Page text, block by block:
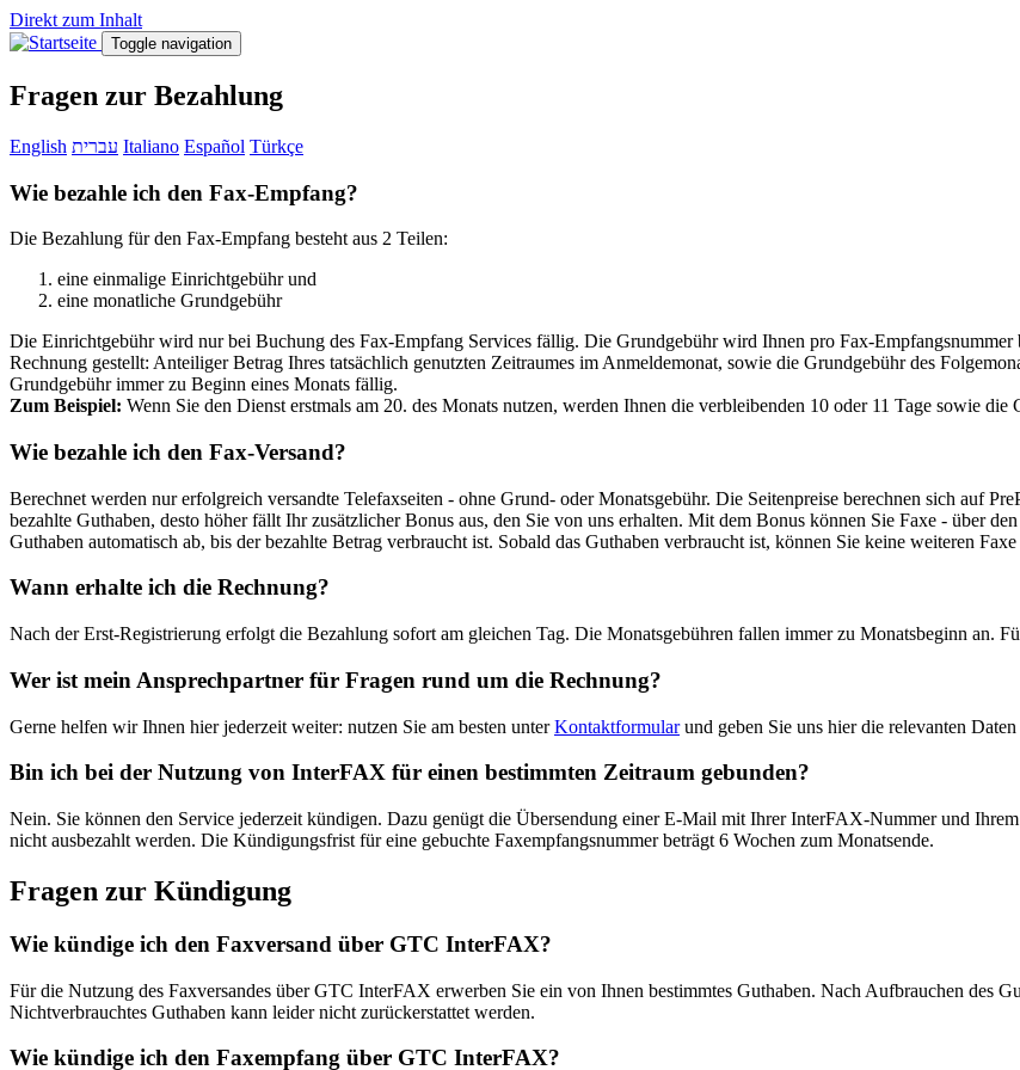
Direkt zum Inhalt
Toggle navigation
Fragen zur Bezahlung
English עברית Italiano Español Türkçe
Wie bezahle ich den Fax-Empfang?
Die Bezahlung für den Fax-Empfang besteht aus 2 Teilen:
eine einmalige Einrichtgebühr und
eine monatliche Grundgebühr
Die Einrichtgebühr wird nur bei Buchung des Fax-Empfang Services fällig. Die Grundgebühr wird Ihnen pro Fax-
Rechnung gestellt: Anteiliger Betrag Ihres tatsächlich genutzten Zeitraumes im Anmeldemonat, sowie die Grundgebühr des
Grundgebühr immer zu Beginn eines Monats fällig.
Zum Beispiel: Wenn Sie den Dienst erstmals am 20. des Monats nutzen, werden Ihnen die verbleibenden 10 oder 11 Tage sowie
Wie bezahle ich den Fax-Versand?
Berechnet werden nur erfolgreich versandte Telefaxseiten - ohne Grund- oder Monatsgebühr. Die Seitenpreise berechnen sich auf
bezahlte Guthaben, desto höher fällt Ihr zusätzlicher Bonus aus, den Sie von uns erhalten. Mit dem Bonus können Sie Faxe - über
Guthaben automatisch ab, bis der bezahlte Betrag verbraucht ist. Sobald das Guthaben verbraucht ist, können Sie keine weiteren
Wann erhalte ich die Rechnung?
Nach der Erst-Registrierung erfolgt die Bezahlung sofort am gleichen Tag. Die Monatsgebühren fallen immer zu Monatsbeginn an.
Wer ist mein Ansprechpartner für Fragen rund um die Rechnung?
Gerne helfen wir Ihnen hier jederzeit weiter: nutzen Sie am besten unterKontaktformularund geben Sie uns hier die relevanten
Bin ich bei der Nutzung von InterFAX für einen bestimmten Zeitraum gebunden?
Nein. Sie können den Service jederzeit kündigen. Dazu genügt die Übersendung einer E-Mail mit Ihrer InterFAX-Nummer und
nicht ausbezahlt werden. Die Kündigungsfrist für eine gebuchte Faxempfangsnummer beträgt 6 Wochen zum Monatsende.
Fragen zur Kündigung
Wie kündige ich den Faxversand über GTC InterFAX?
Für die Nutzung des Faxversandes über GTC InterFAX erwerben Sie ein von Ihnen bestimmtes Guthaben. Nach Aufbrauchen des
Nichtverbrauchtes Guthaben kann leider nicht zurückerstattet werden.
Wie kündige ich den Faxempfang über GTC InterFAX?